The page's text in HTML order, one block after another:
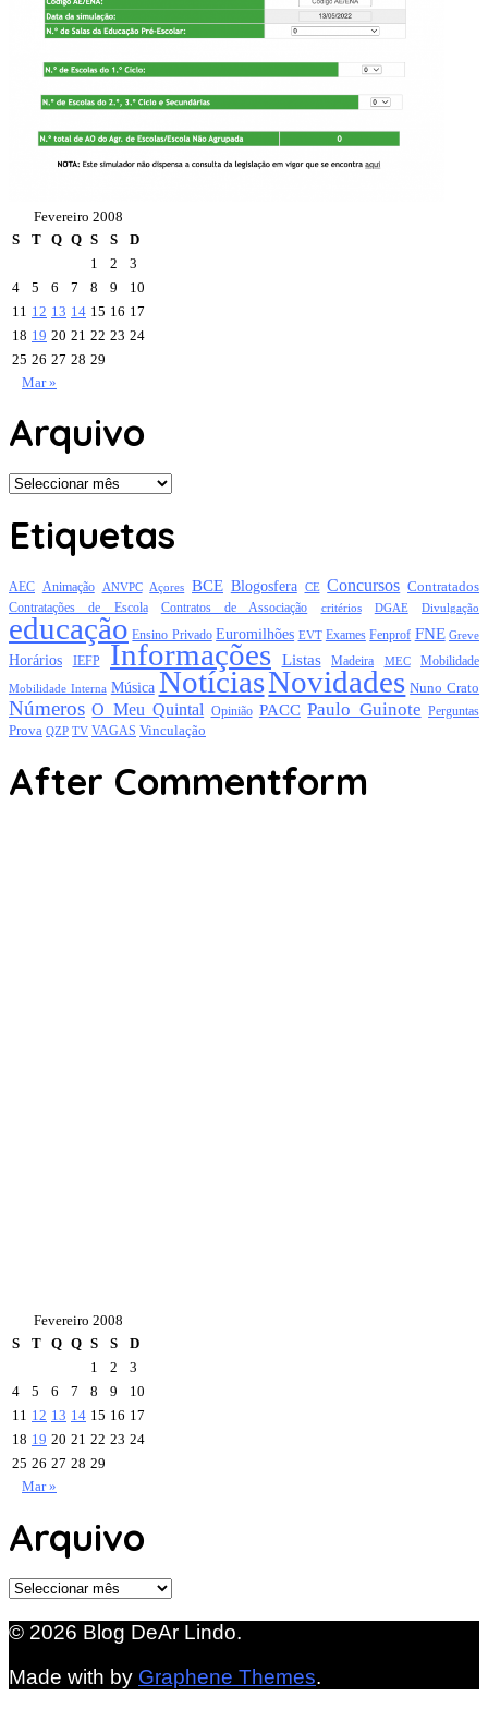
Fevereiro 2008
S
T Q Q S S
D
1
2
3
4
5 6 7 8 9
10
11 12 13 14 15 16 17
18 19 20 21 22 23 24
25 26 27 28 29
Mar »
Arquivo
Arquivo
Etiquetas
AEC Animação ANVPC Açores BCE Blogosfera CE Concursos Contratados
Contratações de Escola Contratos de Associação critérios DGAE Divulgação
educação Ensino Privado Euromilhões EVT Exames Fenprof FNE Greve
Horários IEFP Informações Listas Madeira MEC Mobilidade
Mobilidade Interna Música NotíciasNovidades Nuno Crato
Números O Meu Quintal Opinião PACC Paulo Guinote Perguntas
Prova QZP TV VAGAS Vinculação
After Commentform
Fevereiro 2008
S
T Q Q S S
D
1
2
3
4
5 6 7 8 9
10
11 12 13 14 15 16 17
18 19 20 21 22 23 24
25 26 27 28 29
Mar »
Arquivo
Arquivo
© 2026 Blog DeAr Lindo.
Made with by Graphene Themes.